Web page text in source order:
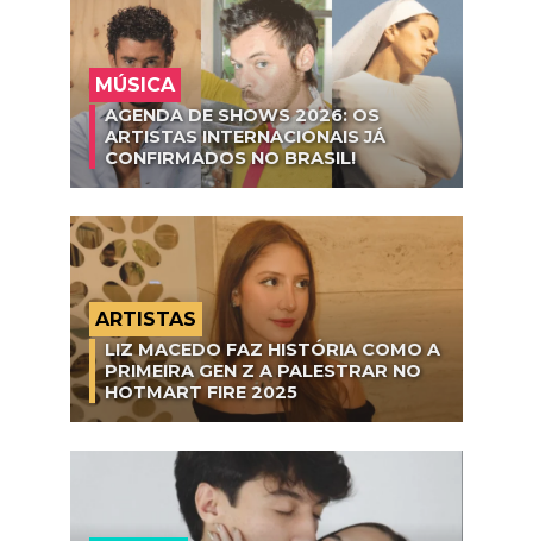
MÚSICA
AGENDA DE SHOWS 2026: OS
ARTISTAS INTERNACIONAIS JÁ
CONFIRMADOS NO BRASIL!
ARTISTAS
LIZ MACEDO FAZ HISTÓRIA COMO A
PRIMEIRA GEN Z A PALESTRAR NO
HOTMART FIRE 2025